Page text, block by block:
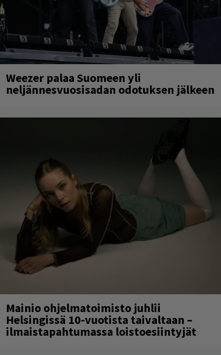
Weezer palaa Suomeen yli
neljännesvuosisadan odotuksen jälkeen
Mainio ohjelmatoimisto juhlii
Helsingissä 10-vuotista taivaltaan –
ilmaistapahtumassa loistoesiintyjät